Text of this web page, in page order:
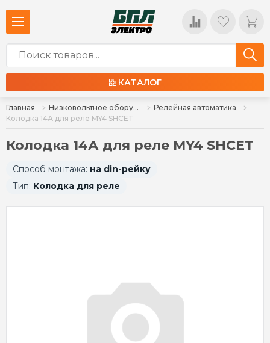
КАТАЛОГ
Главная Низковольтное оборудование
Релейная автоматика
Колодка 14А для реле MY4 SHCET
Колодка 14А для реле MY4 SHCET
Способ монтажа: на din-рейку
Тип: Колодка для реле